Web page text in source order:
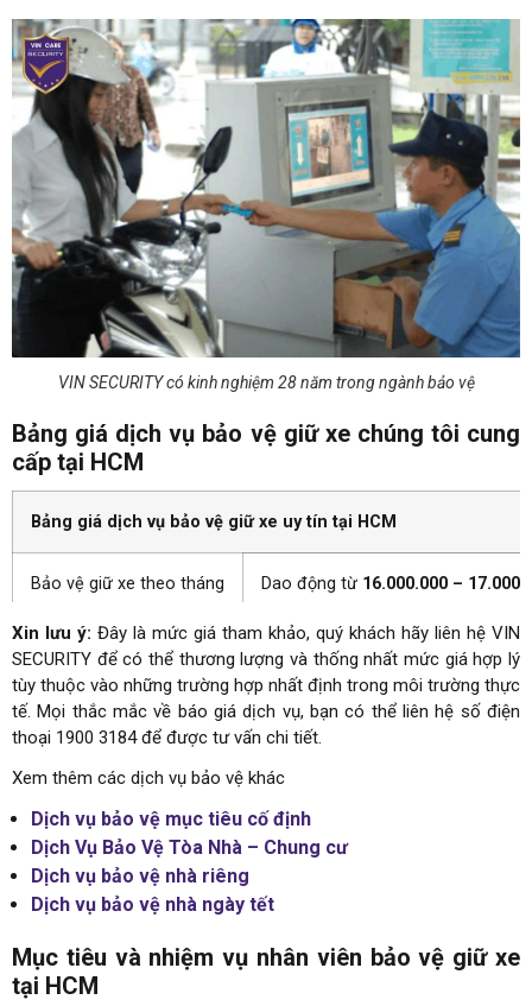
VIN SECURITY có kinh nghiệm 28 năm trong ngành bảo vệ
Bảng giá dịch vụ bảo vệ giữ xe chúng tôi cung
cấp tại HCM
Bảng giá dịch vụ bảo vệ giữ xe uy tín tại HCM
Bảo vệ giữ xe theo tháng Dao động từ 16.000.000 –
Bảo vệ giữ xe theo giờ Dao động từ25.000 – 30.000
Xin lưu ý: Đây là mức giá tham khảo, quý khách hãy liên hệ VIN
SECURITY để có thể thương lượng và thống nhất mức giá hợp lý
tùy thuộc vào những trường hợp nhất định trong môi trường thực
tế. Mọi thắc mắc về báo giá dịch vụ, bạn có thể liên hệ số điện
thoại 1900 3184 để được tư vấn chi tiết.
Xem thêm các dịch vụ bảo vệ khác
Dịch vụ bảo vệ mục tiêu cố định
Dịch Vụ Bảo Vệ Tòa Nhà – Chung cư
Dịch vụ bảo vệ nhà riêng
Dịch vụ bảo vệ nhà ngày tết
Mục tiêu và nhiệm vụ nhân viên bảo vệ giữ xe
tại HCM